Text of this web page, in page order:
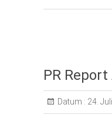
PR
Datum : 24.